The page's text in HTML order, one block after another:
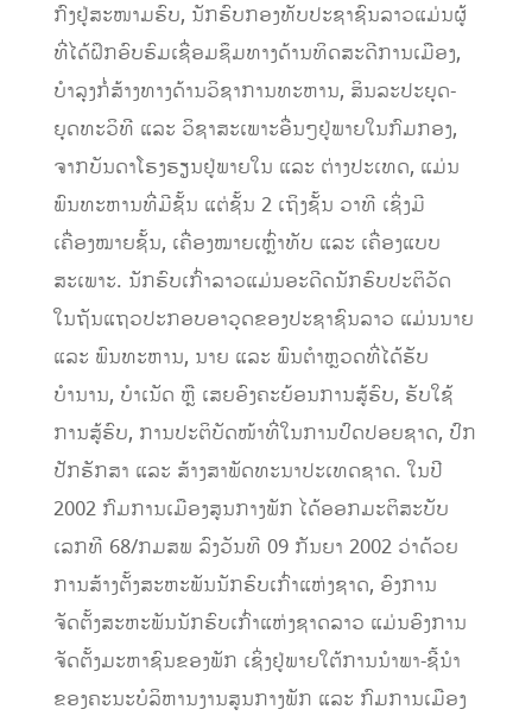
ກົງຢູ່ສະໜາມຮົບ, ນັກຮົບກອງທັບປະຊາຊົນລາວແມ່ນຜູ້
ທີ່ໄດ້ຝຶກອົບຮົມເຊື່ອມຊຶມທາງດ້ານທິດສະດີການເມືອງ,
ບຳລຸງກໍ່ສ້າງທາງດ້ານວິຊາການທະຫານ, ສິນລະປະຍຸດ-
ຍຸດທະວິທີ ແລະ ວິຊາສະເພາະອື່ນໆຢູ່ພາຍໃນກົມກອງ,
ຈາກບັນດາໂຮງຮຽນຢູ່ພາຍໃນ ແລະ ຕ່າງປະເທດ, ແມ່ນ
ພົນທະຫານທີ່ມີຊັ້ນ ແຕ່ຊັ້ນ 2 ເຖິງຊັ້ນ ວາທີ ເຊິ່ງມີ
ເຄື່ອງໝາຍຊັ້ນ, ເຄື່ອງໝາຍເຫຼົ່າທັບ ແລະ ເຄື່ອງແບບ
ສະເພາະ. ນັກຮົບເກົ່າລາວແມ່ນອະດີດນັກຮົບປະຕິວັດ
ໃນຖັນແຖວປະກອບອາວຸດຂອງປະຊາຊົນລາວ ແມ່ນນາຍ
ແລະ ພົນທະຫານ, ນາຍ ແລະ ພົນຕຳຫຼວດທີ່ໄດ້ຮັບ
ບຳນານ, ບຳເນັດ ຫຼື ເສຍອົງຄະຍ້ອນການສູ້ຮົບ, ຮັບໃຊ້
ການສູ້ຮົບ, ການປະຕິບັດໜ້າທີ່ໃນການປົດປອຍຊາດ, ປົກ
ປັກຮັກສາ ແລະ ສ້າງສາພັດທະນາປະເທດຊາດ. ໃນປີ
2002 ກົມການເມືອງສູນກາງພັກ ໄດ້ອອກມະຕິສະບັບ
ເລກທີ 68/ກມສພ ລົງວັນທີ 09 ກັນຍາ 2002 ວ່າດ້ວຍ
ການສ້າງຕັ້ງສະຫະພັນນັກຮົບເກົ່າແຫ່ງຊາດ, ອົງການ
ຈັດຕັ້ງສະຫະພັນນັກຮົບເກົ່າແຫ່ງຊາດລາວ ແມ່ນອົງການ
ຈັດຕັ້ງມະຫາຊົນຂອງພັກ ເຊິ່ງຢູ່ພາຍໃຕ້ການນຳພາ-ຊີ້ນຳ
ຂອງຄະນະບໍລິຫານງານສູນກາງພັກ ແລະ ກົມການເມືອງ